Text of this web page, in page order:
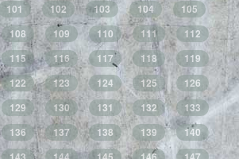
101 102 103 104
105
108 109 110 111
112
115 116 117 118
119
122 123 124 125
126
129 130 131 132
133
136 137 138 139
140